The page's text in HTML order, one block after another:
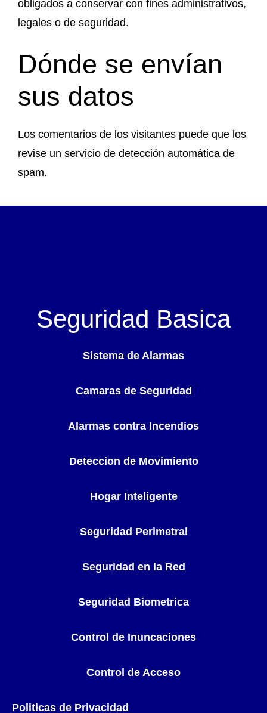
obligados a conservar con fines administrativos,
legales o de seguridad.
Dónde se envían
sus datos
Los comentarios de los visitantes puede que los
revise un servicio de detección automática de
spam.
Seguridad Basica
Sistema de Alarmas
Camaras de Seguridad
Alarmas contra Incendios
Deteccion de Movimiento
Hogar Inteligente
Seguridad Perimetral
Seguridad en la Red
Seguridad Biometrica
Control de Inuncaciones
Control de Acceso
Politicas de Privacidad